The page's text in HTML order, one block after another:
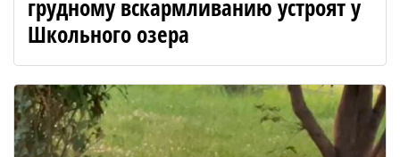
грудному вскармливанию устроят у
Школьного озера